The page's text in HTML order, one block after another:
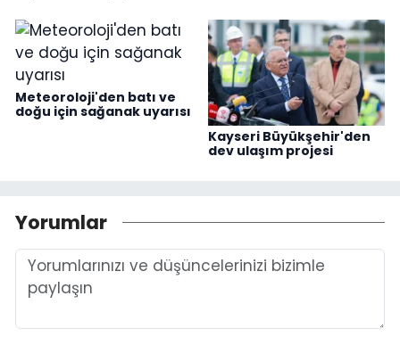
Meteoroloji'den batı ve
doğu için sağanak uyarısı
Kayseri Büyükşehir'den
dev ulaşım projesi
Yorumlar